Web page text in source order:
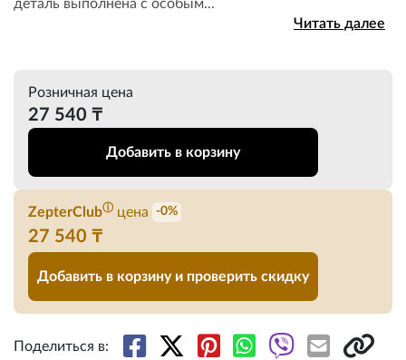
деталь выполнена с особым...
Читать далее
Розничная цена
27 540 ₸
Добавить в корзину
ZepterClubⓘ цена -0%
27 540 ₸
Добавить в корзину и проверить скидку
Поделиться в: